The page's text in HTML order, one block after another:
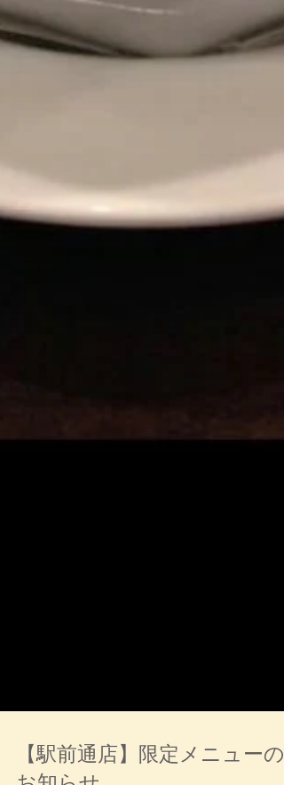
【駅前通店】限定メニューの